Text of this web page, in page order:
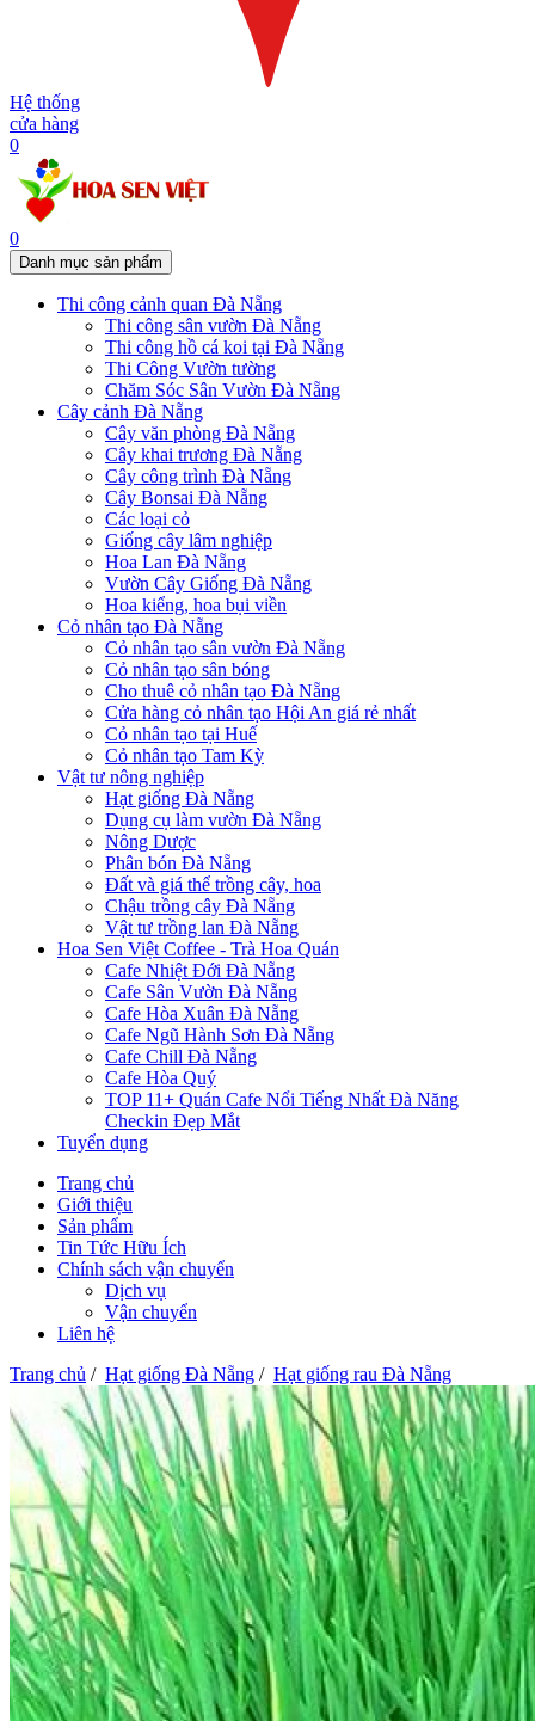
Hệ thống
cửa hàng
0
0
Danh mục sản phẩm
Thi công cảnh quan Đà Nẵng
Thi công sân vườn Đà Nẵng
Thi công hồ cá koi tại Đà Nẵng
Thi Công Vườn tường
Chăm Sóc Sân Vườn Đà Nẵng
Cây cảnh Đà Nẵng
Cây văn phòng Đà Nẵng
Cây khai trương Đà Nẵng
Cây công trình Đà Nẵng
Cây Bonsai Đà Nẵng
Các loại cỏ
Giống cây lâm nghiệp
Hoa Lan Đà Nẵng
Vườn Cây Giống Đà Nẵng
Hoa kiểng, hoa bụi viền
Cỏ nhân tạo Đà Nẵng
Cỏ nhân tạo sân vườn Đà Nẵng
Cỏ nhân tạo sân bóng
Cho thuê cỏ nhân tạo Đà Nẵng
Cửa hàng cỏ nhân tạo Hội An giá rẻ nhất
Cỏ nhân tạo tại Huế
Cỏ nhân tạo Tam Kỳ
Vật tư nông nghiệp
Hạt giống Đà Nẵng
Dụng cụ làm vườn Đà Nẵng
Nông Dược
Phân bón Đà Nẵng
Đất và giá thể trồng cây, hoa
Chậu trồng cây Đà Nẵng
Vật tư trồng lan Đà Nẵng
Hoa Sen Việt Coffee - Trà Hoa Quán
Cafe Nhiệt Đới Đà Nẵng
Cafe Sân Vườn Đà Nẵng
Cafe Hòa Xuân Đà Nẵng
Cafe Ngũ Hành Sơn Đà Nẵng
Cafe Chill Đà Nẵng
Cafe Hòa Quý
TOP 11+ Quán Cafe Nổi Tiếng Nhất Đà Năng
Checkin Đẹp Mắt
Tuyển dụng
Trang chủ
Giới thiệu
Sản phẩm
Tin Tức Hữu Ích
Chính sách vận chuyển
Dịch vụ
Vận chuyển
Liên hệ
Trang chủ / Hạt giống Đà Nẵng / Hạt giống rau Đà Nẵng